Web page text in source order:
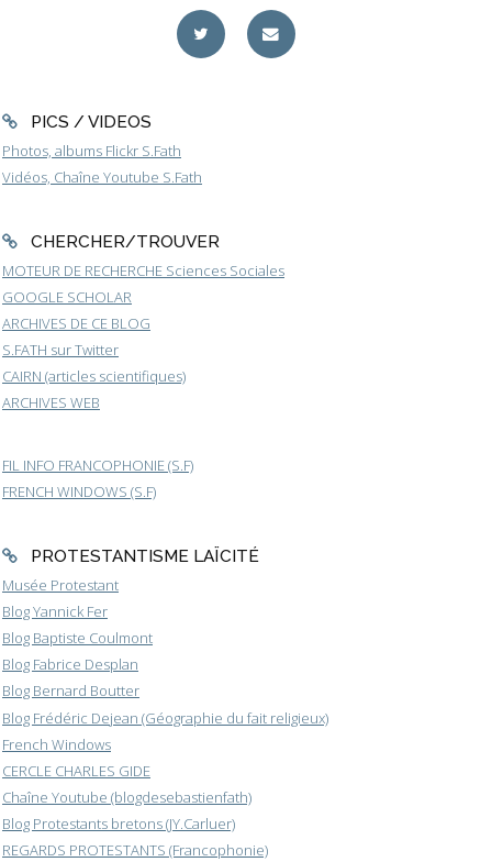
PICS / VIDEOS
Photos, albums Flickr S.Fath
Vidéos, Chaîne Youtube S.Fath
CHERCHER/TROUVER
MOTEUR DE RECHERCHE Sciences Sociales
GOOGLE SCHOLAR
ARCHIVES DE CE BLOG
S.FATH sur Twitter
CAIRN (articles scientifiques)
ARCHIVES WEB
FIL INFO FRANCOPHONIE (S.F)
FRENCH WINDOWS (S.F)
PROTESTANTISME LAÏCITÉ
Musée Protestant
Blog Yannick Fer
Blog Baptiste Coulmont
Blog Fabrice Desplan
Blog Bernard Boutter
Blog Frédéric Dejean (Géographie du fait religieux)
French Windows
CERCLE CHARLES GIDE
Chaîne Youtube (blogdesebastienfath)
Blog Protestants bretons (JY.Carluer)
REGARDS PROTESTANTS (Francophonie)